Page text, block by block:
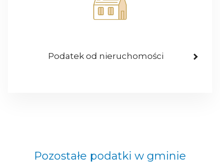
Podatek od nieruchomości
Pozostałe podatki w gminie